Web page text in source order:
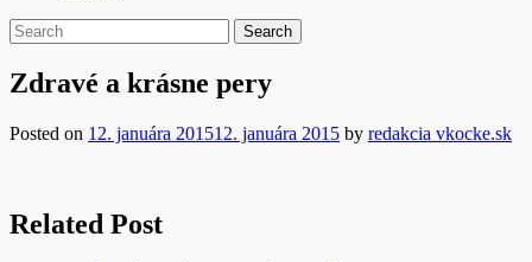
Zdravé a krásne pery
Posted on 12. januára 201512. januára 2015 by redakcia vkocke.sk
Related Post